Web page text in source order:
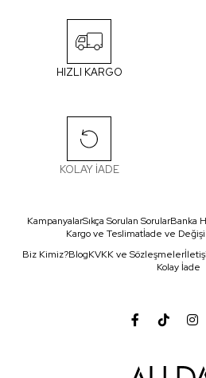
HIZLI KARGO
KOLAY İADE
KampanyalarSıkça Sorulan SorularBanka
Kargo ve Teslimatİade ve
Biz Kimiz?BlogKVKK ve Sözleşmeler
Kolay İade